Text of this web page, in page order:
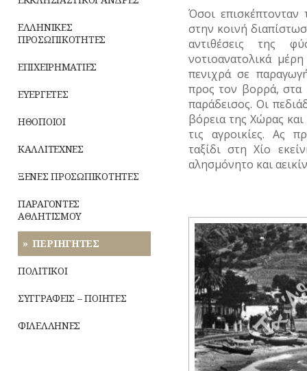
ΣΥΓΚΟΙΝΩΝΙΕΣ
ΣΥΛΛΟΓΟΙ-
ΠΟΛΗΣ
ΤΕΧΝΟΛΟΓΙΑ
ΤΗΛΕΠΙΚΟΙΝΩΝΙΕΣ
ΤΟΠΩΝΥΜΙΑ
ΚΥΚΛΟΦΟΡΙΑ
ΥΔΡΕΥΣΗ
ΕΛΛΗΝΙΚΕΣ
ΠΡΟΣΩΠΙΚΟΤΗΤΕΣ
ΕΠΙΧΕΙΡΗΜΑΤΙΕΣ
ΕΥΕΡΓΕΤΕΣ
ΗΘΟΠΟΙΟΙ
ΚΑΛΛΙΤΕΧΝΕΣ
ΞΕΝΕΣ ΠΡΟΣΩΠΙΚΟΤΗΤΕΣ
ΠΑΡΑΓΟΝΤΕΣ
ΑΘΛΗΤΙΣΜΟΥ
ΠΕΡΙΗΓΗΤΕΣ
ΠΟΛΙΤΙΚΟΙ
ΣΥΓΓΡΑΦΕΙΣ – ΠΟΙΗΤΕΣ
ΦΙΛΕΛΛΗΝΕΣ
Όσοι επισκέπτονταν
στην κοινή
αντιθέσεις της
νοτιοανατολικά
πενιχρά σε
προς τον βορρά, στα
παράδεισος. Οι
βόρεια της Χώρας
τις αγροικίες. Ας
ταξίδι στη Χίο
αλησμόνητο και